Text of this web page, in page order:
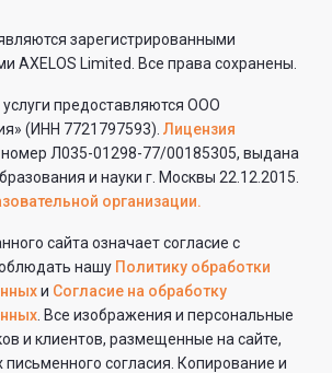
зарегистрированными
AXELOS Limited. Все права сохранены.
предоставляются ООО
(ИНН 7721797593). Лицензия
Л035-01298-77/00185305, выдана
и науки г. Москвы 22.12.2015.
организации.
сайта означает согласие с
нашу Политику обработки
и Согласие на обработку
. Все изображения и персональные
и клиентов, размещенные на сайте,
письменного согласия. Копирование и